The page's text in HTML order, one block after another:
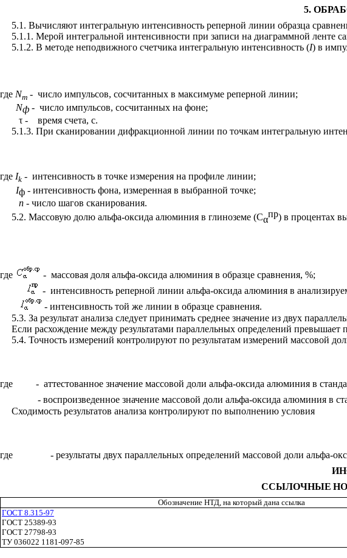
5.
5.1. Вычисляют интегральную интенсивность реперной линии образца
5.1.1. Мерой интегральной интенсивности при записи на диаграммной ленте
5.1.2. В методе неподвижного счетчика интегральную интенсивность (I) в
где Nm - число импульсов, сосчитанных в максимуме реперной линии;
Nф - число импульсов, сосчитанных на фоне;
τ -
время счета, с.
5.1.3. При сканировании дифракционной линии по точкам интегральную
где Ik - интенсивность в точке измерения на профиле линии;
Iф - интенсивность фона, измеренная в выбранной точке;
n - число шагов сканирования.
5.2. Массовую долю альфа-оксида алюминия в глиноземе (Сα
пр) в процентах
где - массовая доля альфа-оксида алюминия в образце сравнения, %;
- интенсивность реперной линии альфа-оксида алюминия в
- интенсивность той же линии в образце сравнения.
5.3. За результат анализа следует принимать среднее значение из двух
Если расхождение между результатами параллельных определений превышает
5.4. Точность измерений контролируют по результатам измерений
где - аттестованное значение массовой доли альфа-оксида алюминия в
- воспроизведенное значение массовой доли альфа-оксида алюминия в
Сходимость результатов анализа контролируют по выполнению условия
где
- результаты двух параллельных определений массовой доли
ССЫЛОЧНЫЕ
Обозначение НТД, на который дана ссылка
ГОСТ 8.315-97
ГОСТ 25389-93
ГОСТ 27798-93
ТУ 036022 1181-097-85